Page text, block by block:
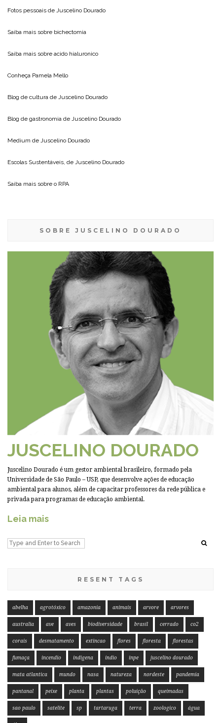
Fotos pessoais de Juscelino Dourado
Saiba mais sobre bichectomia
Saiba mais sobre acido hialuronico
Conheça Pamela Mello
Blog de cultura de Juscelino Dourado
Blog de gastronomia de Juscelino Dourado
Medium de Juscelino Dourado
Escolas Sustentáveis, de Juscelino Dourado
Saiba mais sobre o RPA
SOBRE JUSCELINO DOURADO
JUSCELINO DOURADO
Juscelino Dourado é um gestor ambiental brasileiro, formado pela
Universidade de São Paulo – USP, que desenvolve ações de educação
ambiental para alunos, além de capacitar professores da rede pública e
privada para programas de educação ambiental.
Leia mais
RESENT TAGS
abelha agrotóxico amazonia animais arvore arvores
australia ave aves biodiversidade brasil cerrado co2
corais desmatamento extincao flores floresta florestas
fumaça incendio indigena indio inpe juscelino dourado
mata atlantica mundo nasa natureza nordeste pandemia
pantanal peixe planta plantas poluição queimadas
sao paulo satelite sp tartaruga terra zoologico água